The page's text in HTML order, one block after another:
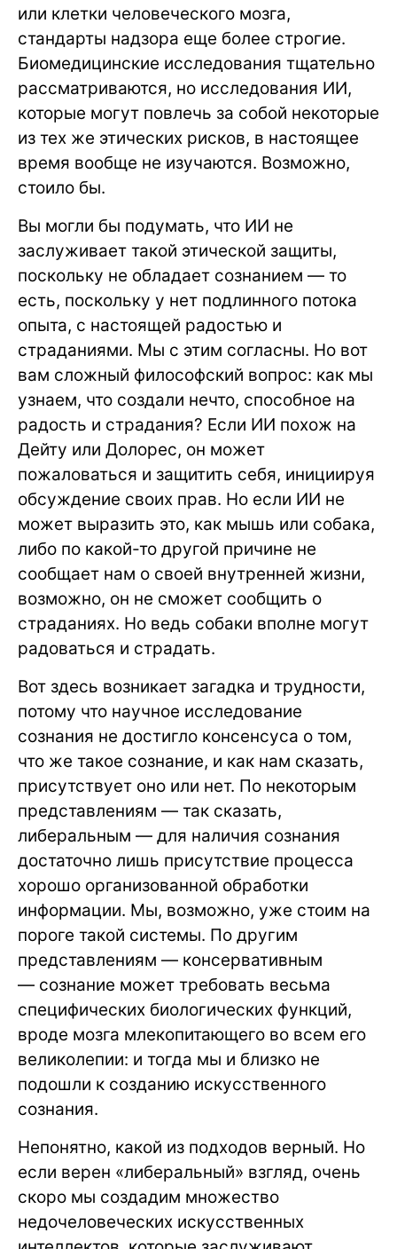
или клетки человеческого мозга,
стандарты надзора еще более строгие.
Биомедицинские исследования тщательно
рассматриваются, но исследования ИИ,
которые могут повлечь за собой некоторые
из тех же этических рисков, в настоящее
время вообще не изучаются. Возможно,
стоило бы.
Вы могли бы подумать, что ИИ не
заслуживает такой этической защиты,
поскольку не обладает сознанием — то
есть, поскольку у нет подлинного потока
опыта, с настоящей радостью и
страданиями. Мы с этим согласны. Но вот
вам сложный философский вопрос: как мы
узнаем, что создали нечто, способное на
радость и страдания? Если ИИ похож на
Дейту или Долорес, он может
пожаловаться и защитить себя, инициируя
обсуждение своих прав. Но если ИИ не
может выразить это, как мышь или собака,
либо по какой-то другой причине не
сообщает нам о своей внутренней жизни,
возможно, он не сможет сообщить о
страданиях. Но ведь собаки вполне могут
радоваться и страдать.
Вот здесь возникает загадка и трудности,
потому что научное исследование
сознания не достигло консенсуса о том,
что же такое сознание, и как нам сказать,
присутствует оно или нет. По некоторым
представлениям — так сказать,
либеральным — для наличия сознания
достаточно лишь присутствие процесса
хорошо организованной обработки
информации. Мы, возможно, уже стоим на
пороге такой системы. По другим
представлениям — консервативным
— сознание может требовать весьма
специфических биологических функций,
вроде мозга млекопитающего во всем его
великолепии: и тогда мы и близко не
подошли к созданию искусственного
сознания.
Непонятно, какой из подходов верный. Но
если верен «либеральный» взгляд, очень
скоро мы создадим множество
недочеловеческих искусственных